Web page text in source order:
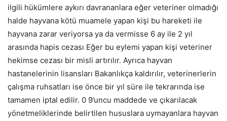
ilgili hükümlere aykırı davrananlara eğer veteriner olmadığı
halde hayvana kötü muamele yapan kişi bu hareketi ile
hayvana zarar veriyorsa ya da vermisse 6 ay ile 2 yıl
arasında hapis cezası Eğer bu eylemi yapan kişi veteriner
hekimse cezası bir misli artırılır. Ayrıca hayvan
hastanelerinin lisansları Bakanlıkça kaldırılır, veterinerlerin
çalışma ruhsatları ise önce bir yıl süre ile tekrarında ise
tamamen iptal edilir. 0 9’uncu maddede ve çıkarılacak
yönetmeliklerinde belirtilen hususlara uymayanlara hayvan